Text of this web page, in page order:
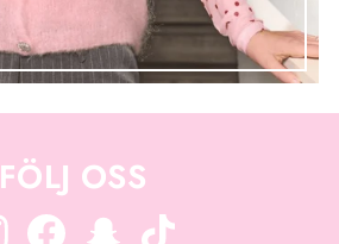
FÖLJ OSS
InstagramFacebook SnapchatTikTok